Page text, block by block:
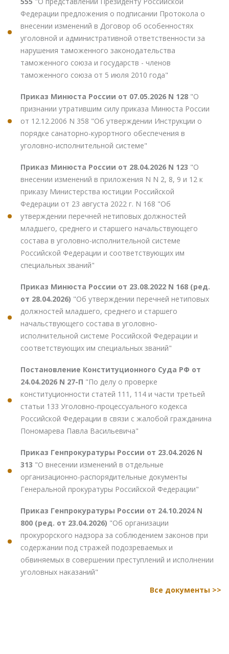
Федерации предложения о подписании Протокола о
внесении изменений в Договор об особенностях
уголовной и административной ответственности за
нарушения таможенного законодательства
таможенного союза и государств - членов
таможенного союза от 5 июля 2010 года"
Приказ Минюста России от 07.05.2026 N 128 "О
признании утратившим силу приказа Минюста России
от 12.12.2006 N 358 "Об утверждении Инструкции о
порядке санаторно-курортного обеспечения в
уголовно-исполнительной системе"
Приказ Минюста России от 28.04.2026 N 123 "О
внесении изменений в приложения N N 2, 8, 9 и 12 к
приказу Министерства юстиции Российской
Федерации от 23 августа 2022 г. N 168 "Об
утверждении перечней нетиповых должностей
младшего, среднего и старшего начальствующего
состава в уголовно-исполнительной системе
Российской Федерации и соответствующих им
специальных званий"
Приказ Минюста России от 23.08.2022 N 168 (ред.
от 28.04.2026) "Об утверждении перечней нетиповых
должностей младшего, среднего и старшего
начальствующего состава в уголовно-
исполнительной системе Российской Федерации и
соответствующих им специальных званий"
Постановление Конституционного Суда РФ от
24.04.2026 N 27-П "По делу о проверке
конституционности статей 111, 114 и части третьей
статьи 133 Уголовно-процессуального кодекса
Российской Федерации в связи с жалобой гражданина
Пономарева Павла Васильевича"
Приказ Генпрокуратуры России от 23.04.2026 N
313 "О внесении изменений в отдельные
организационно-распорядительные документы
Генеральной прокуратуры Российской Федерации"
Приказ Генпрокуратуры России от 24.10.2024 N
800 (ред. от 23.04.2026) "Об организации
прокурорского надзора за соблюдением законов при
содержании под стражей подозреваемых и
обвиняемых в совершении преступлений и исполнении
уголовных наказаний"
Все документы >>